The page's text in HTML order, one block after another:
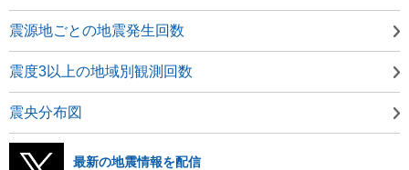
震源地ごとの地震発生回数
震度3以上の地域別観測回数
震央分布図
最新の地震情報を配信